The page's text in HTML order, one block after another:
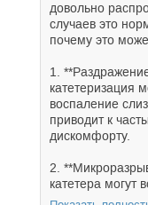
довольно
случаев это
почему это
1.
катетеризация
воспаление
приводит к
дискомфорту.
2.
катетера могут